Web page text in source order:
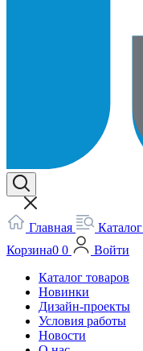
Главная Каталог
Корзина0 0
Войти
Каталог товаров
Новинки
Дизайн-проекты
Условия работы
Новости